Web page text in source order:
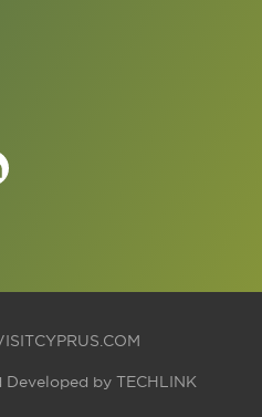
Developed by TECHLINK